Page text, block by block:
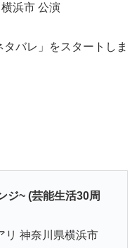
浜市 公演
バレ」をスタートしま
ジ~ (芸能生活30周
リ 神奈川県横浜市